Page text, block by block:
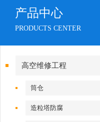
产品中心
PRODUCTS CENTER
高空维修工程
筒仓
造粒塔防腐